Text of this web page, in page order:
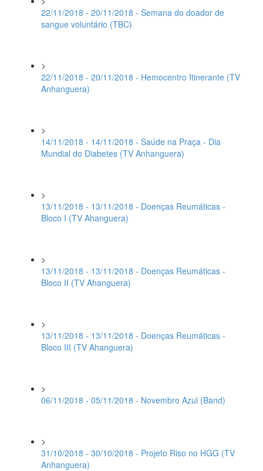
22/11/2018 - 20/11/2018 - Semana do doador de
sangue voluntário (TBC)
>
22/11/2018 - 20/11/2018 - Hemocentro Itinerante (TV
Anhanguera)
>
14/11/2018 - 14/11/2018 - Saúde na Praça - Dia
Mundial do Diabetes (TV Anhanguera)
>
13/11/2018 - 13/11/2018 - Doenças Reumáticas -
Bloco I (TV Ahanguera)
>
13/11/2018 - 13/11/2018 - Doenças Reumáticas -
Bloco II (TV Ahanguera)
>
13/11/2018 - 13/11/2018 - Doenças Reumáticas -
Bloco III (TV Ahanguera)
>
06/11/2018 - 05/11/2018 - Novembro Azul (Band)
>
31/10/2018 - 30/10/2018 - Projeto Riso no HGG (TV
Anhanguera)